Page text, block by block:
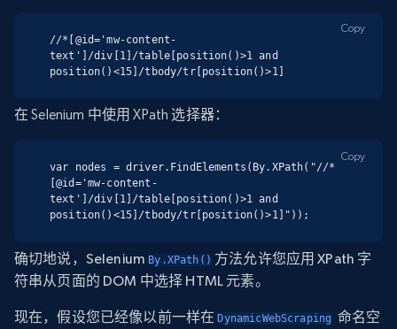
//*[@id='mw-content-
text']/div[1]/table[position()>1 and
position()<15]/tbody/tr[position()>1]
Copy
在 Selenium 中使用 XPath 选择器：
var nodes = driver.FindElements(By.XPath("//*
[@id='mw-content-
text']/div[1]/table[position()>1 and
position()<15]/tbody/tr[position()>1]"));
Copy
确切地说，Selenium By.XPath() 方法允许您应用 XPath 字
符串从页面的 DOM 中选择 HTML 元素。
现在，假设您已经像以前一样在DynamicWebScraping 命名空